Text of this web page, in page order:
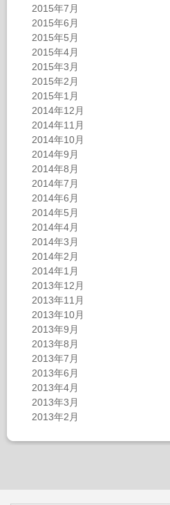
2015年7月
2015年6月
2015年5月
2015年4月
2015年3月
2015年2月
2015年1月
2014年12月
2014年11月
2014年10月
2014年9月
2014年8月
2014年7月
2014年6月
2014年5月
2014年4月
2014年3月
2014年2月
2014年1月
2013年12月
2013年11月
2013年10月
2013年9月
2013年8月
2013年7月
2013年6月
2013年4月
2013年3月
2013年2月